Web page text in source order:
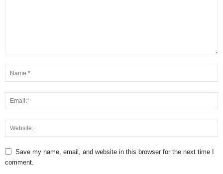
Save my name, email, and website in this browser for the next time I
comment.